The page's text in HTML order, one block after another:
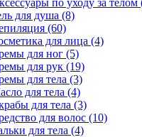
по уходу за телом
для душа (8)
(60)
для лица (4)
для ног (5)
для рук (19)
для тела (3)
для тела (4)
для тела (3)
для волос (10)
для тела (4)